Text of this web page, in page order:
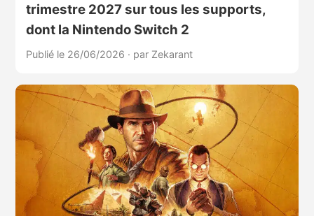
trimestre 2027 sur tous les supports,
dont la Nintendo Switch 2
Publié le 26/06/2026 · par Zekarant